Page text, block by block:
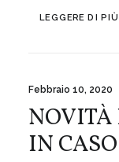
LEGGERE DI PIÙ
Febbraio 10, 2020
IN